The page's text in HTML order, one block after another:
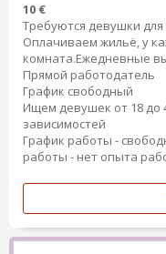
10 €
Требуются девушки
Оплачиваем жильё, у
комната.Ежедневные
Прямой работодатель
График свободный
Ищем девушек от 18 до
зависимостей
График работы -
работы - нет опыта